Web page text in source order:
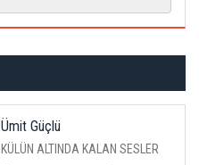
Ümit Güçlü
KÜLÜN ALTINDA KALAN SESLER